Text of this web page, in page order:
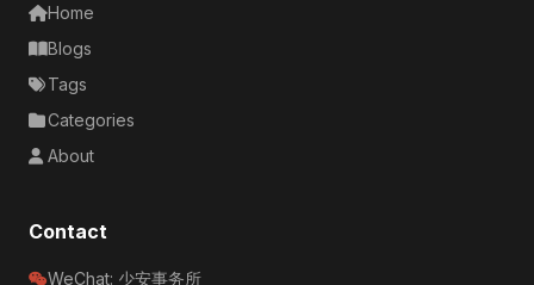
Home
Blogs
Tags
Categories
About
Contact
WeChat: 少安事务所